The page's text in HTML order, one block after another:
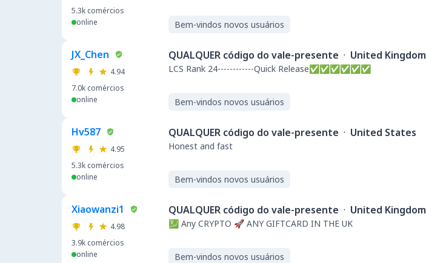
5.3k comércios
online
Bem-vindos novos usuários
JX_Chen
4.94
7.0k comércios
online
QUALQUER código do vale-presente · United Kingdom
LCS Rank 24------------Quick Release✅✅✅✅✅✅
Bem-vindos novos usuários
Hv587
4.95
5.3k comércios
online
QUALQUER código do vale-presente · United States
Honest and fast
Bem-vindos novos usuários
Xiaowanzi1
4.98
3.9k comércios
online
QUALQUER código do vale-presente · United Kingdom
💹 Any CRYPTO 🚀 ANY GIFTCARD IN THE UK
Bem-vindos novos usuários